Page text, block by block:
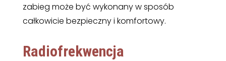
zabieg może być wykonany w sposób
całkowicie bezpieczny i komfortowy.
Radiofrekwencja